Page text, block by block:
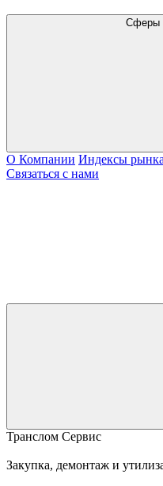
Сферы
О Компании Индексы рынка
Связаться с нами
Транслом Сервис
Закупка, демонтаж и